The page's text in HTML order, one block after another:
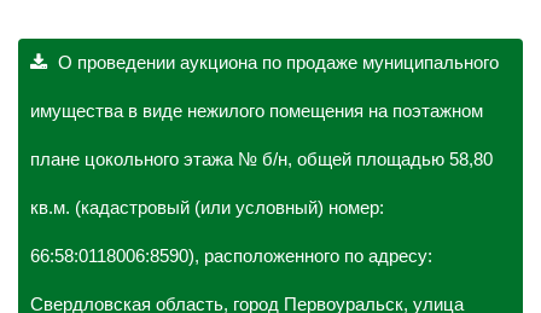
О проведении аукциона по продаже муниципального
имущества в виде нежилого помещения на поэтажном
плане цокольного этажа № б/н, общей площадью 58,80
кв.м. (кадастровый (или условный) номер:
66:58:0118006:8590), расположенного по адресу:
Свердловская область, город Первоуральск, улица